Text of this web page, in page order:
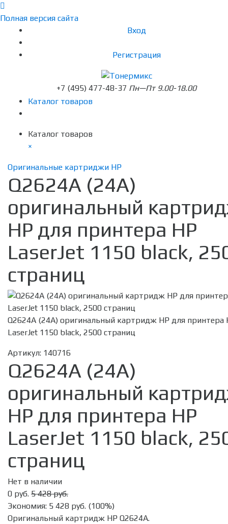
Полная версия сайта
Вход
Регистрация
+7 (495) 477-48-37 Пн—Пт 9.00-18.00
Каталог товаров
Каталог товаров
×
Оригинальные картриджи HP
Q2624A (24A)
оригинальный
HP для принтера HP
LaserJet 1150 black,
страниц
Q2624A (24A) оригинальный картридж HP для принтера
LaserJet 1150 black, 2500 страниц
Артикул: 140716
Q2624A (24A)
оригинальный
HP для принтера HP
LaserJet 1150 black,
страниц
Нет в наличии
0 руб. 5 428 руб.
Экономия: 5 428 руб. (100%)
Оригинальный картридж HP Q2624A.